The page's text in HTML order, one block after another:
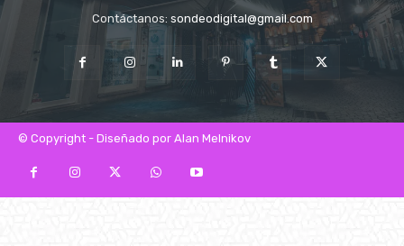
Contáctanos: sondeodigital@gmail.com
© Copyright - Diseñado por Alan Melnikov